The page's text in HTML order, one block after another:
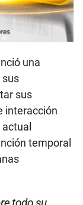
una
sus
sus
interacción
temporal